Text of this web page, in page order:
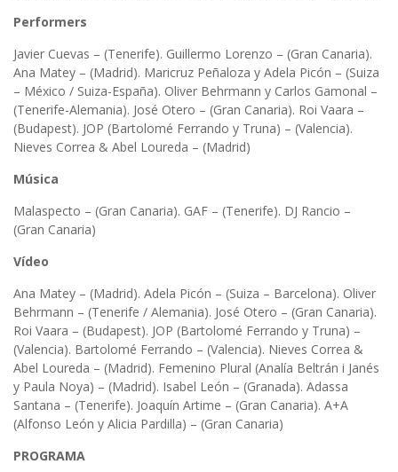
Performers
Javier Cuevas – (Tenerife). Guillermo Lorenzo – (Gran Canaria).
Ana Matey – (Madrid). Maricruz Peñaloza y Adela Picón – (Suiza
– México / Suiza-España). Oliver Behrmann y Carlos Gamonal –
(Tenerife-Alemania). José Otero – (Gran Canaria). Roi Vaara –
(Budapest). JOP (Bartolomé Ferrando y Truna) – (Valencia).
Nieves Correa & Abel Loureda – (Madrid)
Música
Malaspecto – (Gran Canaria). GAF – (Tenerife). DJ Rancio –
(Gran Canaria)
Vídeo
Ana Matey – (Madrid). Adela Picón – (Suiza – Barcelona). Oliver
Behrmann – (Tenerife / Alemania). José Otero – (Gran Canaria).
Roi Vaara – (Budapest). JOP (Bartolomé Ferrando y Truna) –
(Valencia). Bartolomé Ferrando – (Valencia). Nieves Correa &
Abel Loureda – (Madrid). Femenino Plural (Analía Beltrán i Janés
y Paula Noya) – (Madrid). Isabel León – (Granada). Adassa
Santana – (Tenerife). Joaquín Artime – (Gran Canaria). A+A
(Alfonso León y Alicia Pardilla) – (Gran Canaria)
PROGRAMA